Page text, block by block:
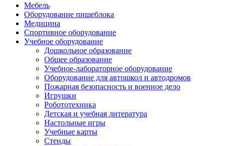
Мебель
Оборудование пищеблока
Медицина
Спортивное оборудование
Учебное оборудование
Дошкольное образование
Общее образование
Учебное-лабораторное оборудование
Оборудование для автошкол и автодромов
Пожарная безопасность и военное дело
Игрушки
Робототехника
Детская и учебная литература
Настольные игры
Учебные карты
Стенды